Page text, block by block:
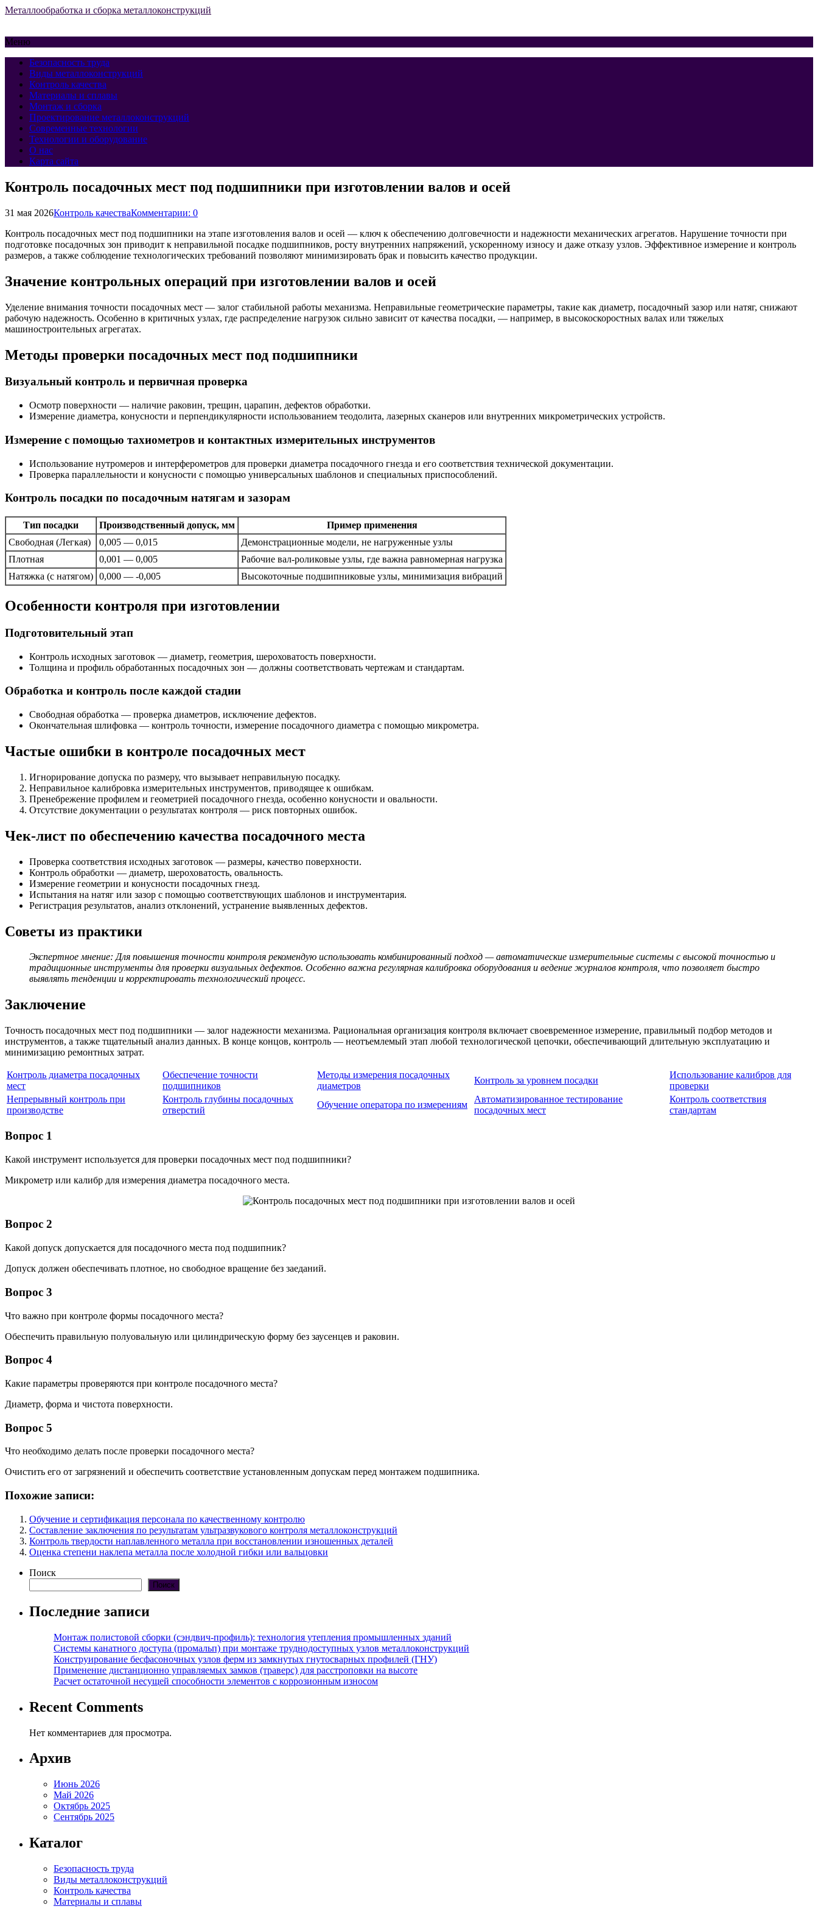
Металлообработка и сборка металлоконструкций
Меню
Безопасность труда
Виды металлоконструкций
Контроль качества
Материалы и сплавы
Монтаж и сборка
Проектирование металлоконструкций
Современные технологии
Технологии и оборудование
О нас
Карта сайта
Контроль посадочных мест под подшипники при изготовлении валов и осей
31 мая 2026Контроль качестваКомментарии: 0
Контроль посадочных мест под подшипники на этапе изготовления валов и осей — ключ к обеспечению долговечности и надежности механических агрегатов. Нарушение точности при
подготовке посадочных зон приводит к неправильной посадке подшипников, росту внутренних напряжений, ускоренному износу и даже отказу узлов. Эффективное измерение и контроль
размеров, а также соблюдение технологических требований позволяют минимизировать брак и повысить качество продукции.
Значение контрольных операций при изготовлении валов и осей
Уделение внимания точности посадочных мест — залог стабильной работы механизма. Неправильные геометрические параметры, такие как диаметр, посадочный зазор или натяг, снижают
рабочую надежность. Особенно в критичных узлах, где распределение нагрузок сильно зависит от качества посадки, — например, в высокоскоростных валах или тяжелых
машиностроительных агрегатах.
Методы проверки посадочных мест под подшипники
Визуальный контроль и первичная проверка
Осмотр поверхности — наличие раковин, трещин, царапин, дефектов обработки.
Измерение диаметра, конусности и перпендикулярности использованием теодолита, лазерных сканеров или внутренних микрометрических устройств.
Измерение с помощью тахиометров и контактных измерительных инструментов
Использование нутромеров и интерферометров для проверки диаметра посадочного гнезда и его соответствия технической документации.
Проверка параллельности и конусности с помощью универсальных шаблонов и специальных приспособлений.
Контроль посадки по посадочным натягам и зазорам
Тип посадки Производственный допуск, мм
Пример применения
Свободная (Легкая)
0,005 — 0,015
Демонстрационные модели, не нагруженные узлы
Плотная
0,001 — 0,005
Рабочие вал-роликовые узлы, где важна равномерная нагрузка
Натяжка (с натягом) 0,000 — -0,005 Высокоточные подшипниковые узлы, минимизация вибраций
Особенности контроля при изготовлении
Подготовительный этап
Контроль исходных заготовок — диаметр, геометрия, шероховатость поверхности.
Толщина и профиль обработанных посадочных зон — должны соответствовать чертежам и стандартам.
Обработка и контроль после каждой стадии
Свободная обработка — проверка диаметров, исключение дефектов.
Окончательная шлифовка — контроль точности, измерение посадочного диаметра с помощью микрометра.
Частые ошибки в контроле посадочных мест
Игнорирование допуска по размеру, что вызывает неправильную посадку.
Неправильное калибровка измерительных инструментов, приводящее к ошибкам.
Пренебрежение профилем и геометрией посадочного гнезда, особенно конусности и овальности.
Отсутствие документации о результатах контроля — риск повторных ошибок.
Чек-лист по обеспечению качества посадочного места
Проверка соответствия исходных заготовок — размеры, качество поверхности.
Контроль обработки — диаметр, шероховатость, овальность.
Измерение геометрии и конусности посадочных гнезд.
Испытания на натяг или зазор с помощью соответствующих шаблонов и инструментария.
Регистрация результатов, анализ отклонений, устранение выявленных дефектов.
Советы из практики
Экспертное мнение: Для повышения точности контроля рекомендую использовать комбинированный подход — автоматические измерительные системы с высокой точностью и
традиционные инструменты для проверки визуальных дефектов. Особенно важна регулярная калибровка оборудования и ведение журналов контроля, что позволяет быстро
выявлять тенденции и корректировать технологический процесс.
Заключение
Точность посадочных мест под подшипники — залог надежности механизма. Рациональная организация контроля включает своевременное измерение, правильный подбор методов и
инструментов, а также тщательный анализ данных. В конце концов, контроль — неотъемлемый этап любой технологической цепочки, обеспечивающий длительную эксплуатацию и
минимизацию ремонтных затрат.
Контроль диаметра посадочных
мест
Обеспечение точности
подшипников
Методы измерения посадочных
диаметров
Контроль за уровнем посадки
Использование калибров для
проверки
Непрерывный контроль при
производстве
Контроль глубины посадочных
отверстий
Обучение оператора по измерениям
Автоматизированное тестирование
посадочных мест
Контроль соответствия
стандартам
Вопрос 1
Какой инструмент используется для проверки посадочных мест под подшипники?
Микрометр или калибр для измерения диаметра посадочного места.
Вопрос 2
Какой допуск допускается для посадочного места под подшипник?
Допуск должен обеспечивать плотное, но свободное вращение без заеданий.
Вопрос 3
Что важно при контроле формы посадочного места?
Обеспечить правильную полуовальную или цилиндрическую форму без заусенцев и раковин.
Вопрос 4
Какие параметры проверяются при контроле посадочного места?
Диаметр, форма и чистота поверхности.
Вопрос 5
Что необходимо делать после проверки посадочного места?
Очистить его от загрязнений и обеспечить соответствие установленным допускам перед монтажем подшипника.
Похожие записи:
Обучение и сертификация персонала по качественному контролю
Составление заключения по результатам ультразвукового контроля металлоконструкций
Контроль твердости наплавленного металла при восстановлении изношенных деталей
Оценка степени наклепа металла после холодной гибки или вальцовки
Поиск
Поиск
Последние записи
Монтаж полистовой сборки (сэндвич-профиль): технология утепления промышленных зданий
Системы канатного доступа (промальп) при монтаже труднодоступных узлов металлоконструкций
Конструирование бесфасоночных узлов ферм из замкнутых гнутосварных профилей (ГНУ)
Применение дистанционно управляемых замков (траверс) для расстроповки на высоте
Расчет остаточной несущей способности элементов с коррозионным износом
Recent Comments
Нет комментариев для просмотра.
Архив
Июнь 2026
Май 2026
Октябрь 2025
Сентябрь 2025
Каталог
Безопасность труда
Виды металлоконструкций
Контроль качества
Материалы и сплавы